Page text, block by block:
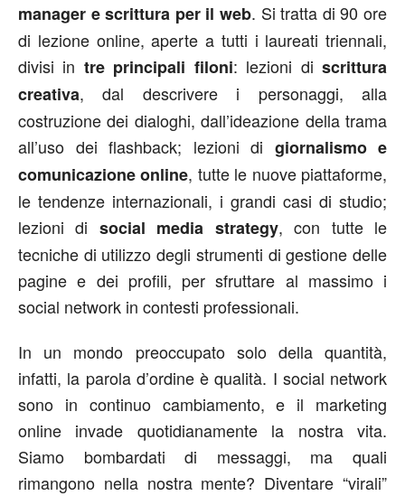
manager e scrittura per il web. Si tratta di 90 ore
di lezione online, aperte a tutti i laureati triennali,
divisi in tre principali filoni: lezioni discrittura
creativa, dal descrivere i personaggi, alla
costruzione dei dialoghi, dall’ideazione della trama
all’uso dei flashback; lezioni di giornalismo e
comunicazione online, tutte le nuove piattaforme,
le tendenze internazionali, i grandi casi di studio;
lezioni di social media strategy, con tutte le
tecniche di utilizzo degli strumenti di gestione delle
pagine e dei profili, per sfruttare al massimo i
social network in contesti professionali.
In un mondo preoccupato solo della quantità,
infatti, la parola d’ordine è qualità. I social network
sono in continuo cambiamento, e il marketing
online invade quotidianamente la nostra vita.
Siamo bombardati di messaggi, ma quali
rimangono nella nostra mente? Diventare “virali”